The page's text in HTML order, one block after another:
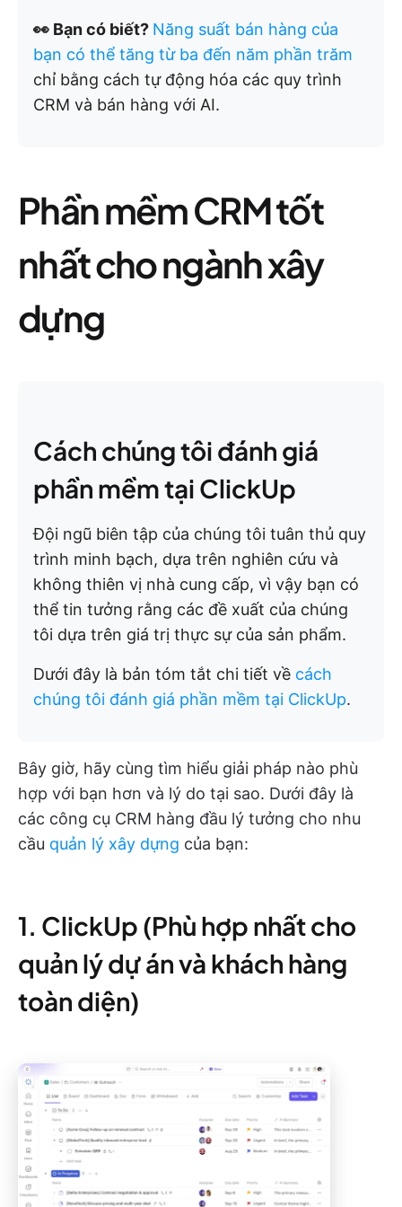
👀 Bạn có biết? Năng suất bán hàng của
bạn có thể tăng từ ba đến năm phần trăm
chỉ bằng cách tự động hóa các quy trình
CRM và bán hàng với AI.
Phần mềm CRM tốt
nhất cho ngành xây
dựng
Cách chúng tôi đánh giá
phần mềm tại ClickUp
Đội ngũ biên tập của chúng tôi tuân thủ quy
trình minh bạch, dựa trên nghiên cứu và
không thiên vị nhà cung cấp, vì vậy bạn có
thể tin tưởng rằng các đề xuất của chúng
tôi dựa trên giá trị thực sự của sản phẩm.
Dưới đây là bản tóm tắt chi tiết về cách
chúng tôi đánh giá phần mềm tại ClickUp.
Bây giờ, hãy cùng tìm hiểu giải pháp nào phù
hợp với bạn hơn và lý do tại sao. Dưới đây là
các công cụ CRM hàng đầu lý tưởng cho nhu
cầu quản lý xây dựng của bạn:
1. ClickUp (Phù hợp nhất cho
quản lý dự án và khách hàng
toàn diện)